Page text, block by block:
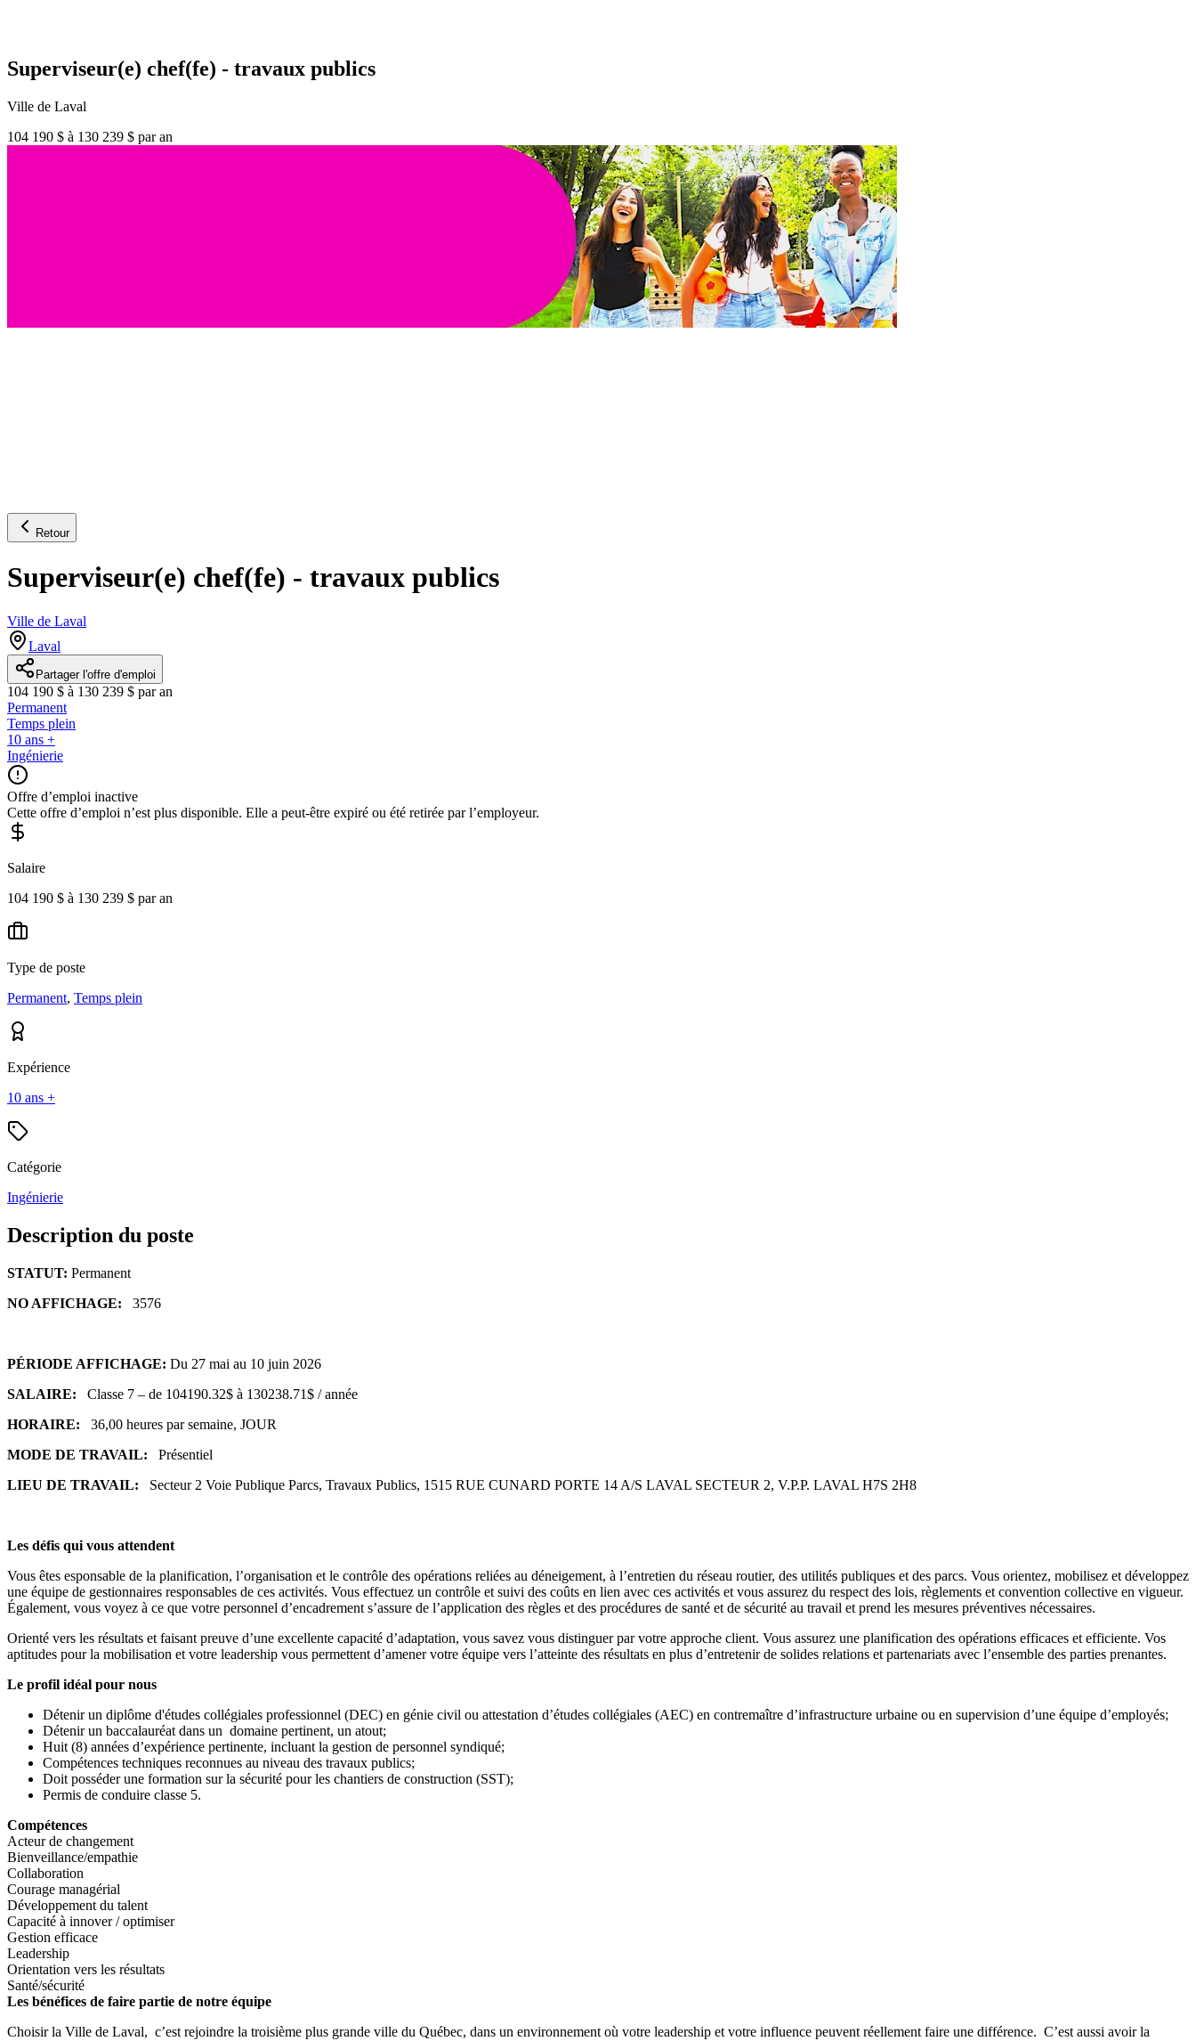
Superviseur(e) chef(fe) - travaux publics
Ville de Laval
104 190 $ à 130 239 $ par an
Retour
Superviseur(e) chef(fe) - travaux publics
Ville de Laval
Laval
Partager l'offre d'emploi
104 190 $ à 130 239 $ par an
Permanent
Temps plein
10 ans +
Ingénierie
Offre d’emploi inactive
Cette offre d’emploi n’est plus disponible. Elle a peut-être expiré ou été retirée par l’employeur.
Salaire
104 190 $ à 130 239 $ par an
Type de poste
Permanent, Temps plein
Expérience
10 ans +
Catégorie
Ingénierie
Description du poste
STATUT: Permanent
NO AFFICHAGE: 3576
PÉRIODE AFFICHAGE: Du 27 mai au 10 juin 2026
SALAIRE: Classe 7 – de 104190.32$ à 130238.71$ / année
HORAIRE: 36,00 heures par semaine, JOUR
MODE DE TRAVAIL: Présentiel
LIEU DE TRAVAIL: Secteur 2 Voie Publique Parcs, Travaux Publics, 1515 RUE CUNARD PORTE 14 A/S LAVAL SECTEUR 2, V.P.P. LAVAL H7S 2H8
Les défis qui vous attendent
Vous êtes esponsable de la planification, l’organisation et le contrôle des opérations reliées au déneigement, à l’entretien du réseau routier, des utilités publiques et des parcs. Vous orientez, mobilisez et développez
une équipe de gestionnaires responsables de ces activités. Vous effectuez un contrôle et suivi des coûts en lien avec ces activités et vous assurez du respect des lois, règlements et convention collective en vigueur.
Également, vous voyez à ce que votre personnel d’encadrement s’assure de l’application des règles et des procédures de santé et de sécurité au travail et prend les mesures préventives nécessaires.
Orienté vers les résultats et faisant preuve d’une excellente capacité d’adaptation, vous savez vous distinguer par votre approche client. Vous assurez une planification des opérations efficaces et efficiente. Vos
aptitudes pour la mobilisation et votre leadership vous permettent d’amener votre équipe vers l’atteinte des résultats en plus d’entretenir de solides relations et partenariats avec l’ensemble des parties prenantes.
Le profil idéal pour nous
Détenir un diplôme d'études collégiales professionnel (DEC) en génie civil ou attestation d’études collégiales (AEC) en contremaître d’infrastructure urbaine ou en supervision d’une équipe d’employés;
Détenir un baccalauréat dans un domaine pertinent, un atout;
Huit (8) années d’expérience pertinente, incluant la gestion de personnel syndiqué;
Compétences techniques reconnues au niveau des travaux publics;
Doit posséder une formation sur la sécurité pour les chantiers de construction (SST);
Permis de conduire classe 5.
Compétences
Acteur de changement
Bienveillance/empathie
Collaboration
Courage managérial
Développement du talent
Capacité à innover / optimiser
Gestion efficace
Leadership
Orientation vers les résultats
Santé/sécurité
Les bénéfices de faire partie de notre équipe
Choisir la Ville de Laval, c’est rejoindre la troisième plus grande ville du Québec, dans un environnement où votre leadership et votre influence peuvent réellement faire une différence. C’est aussi avoir la